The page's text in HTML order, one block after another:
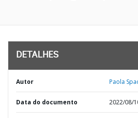
DETALHES
Autor Paola
Data do documento 2022/08/